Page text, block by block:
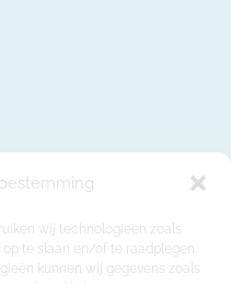
wij technologieën zoals
te slaan en/of te raadplegen.
kunnen wij gegevens zoals